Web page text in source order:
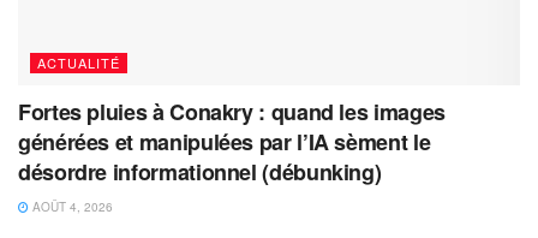
ACTUALITÉ
Fortes pluies à Conakry : quand les images
générées et manipulées par l’IA sèment le
désordre informationnel (débunking)
AOÛT 4, 2026